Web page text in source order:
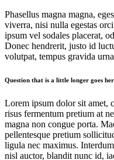
Phasellus magna magna,
viverra, nisi nulla egestas
ipsum vel sodales placerat,
Donec hendrerit, justo id
volutpat, tempus gravida
Question that is a little longer goes
Lorem ipsum dolor sit amet,
risus fermentum pretium at
magna non congue porta.
pellentesque pretium
ligula nec maximus.
nisl auctor, blandit nunc id,